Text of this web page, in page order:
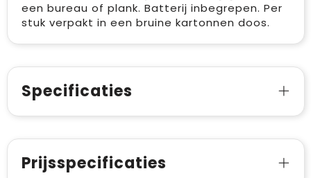
een bureau of plank. Batterij inbegrepen. Per
stuk verpakt in een bruine kartonnen doos.
Specificaties
Prijsspecificaties